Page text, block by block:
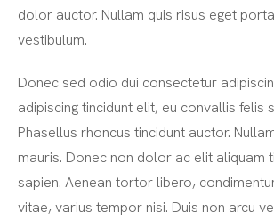
dolor auctor. Nullam quis risus eget
vestibulum.
Donec sed odio dui consectetur
adipiscing tincidunt elit, eu convallis felis
Phasellus rhoncus tincidunt auctor.
mauris. Donec non dolor ac elit aliquam
sapien. Aenean tortor libero,
vitae, varius tempor nisi. Duis non arcu